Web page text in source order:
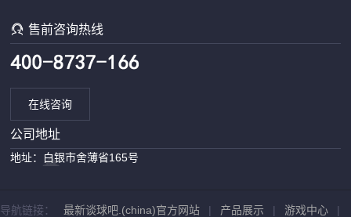
售前咨询热线
在线咨询
公司地址
地址：白银市舍薄省165号
导航链接： 最新谈球吧.(china)官方网站 | 产品展示 | 游戏中心 |